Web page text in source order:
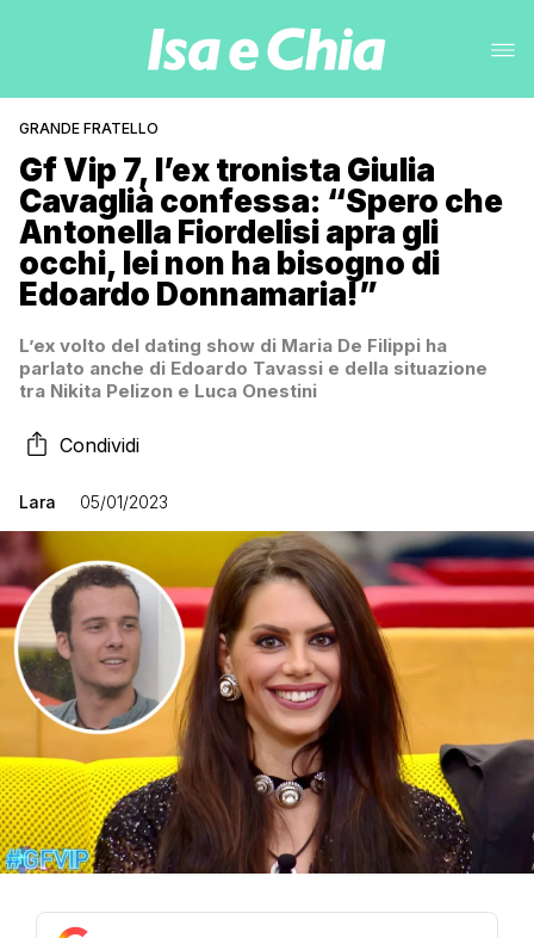
GRANDE FRATELLO
Gf Vip 7, l’ex tronista Giulia
Cavaglià confessa: “Spero che
Antonella Fiordelisi apra gli
occhi, lei non ha bisogno di
Edoardo Donnamaria!”
L’ex volto del dating show di Maria De Filippi ha
parlato anche di Edoardo Tavassi e della situazione
tra Nikita Pelizon e Luca Onestini
Condividi
Lara 05/01/2023